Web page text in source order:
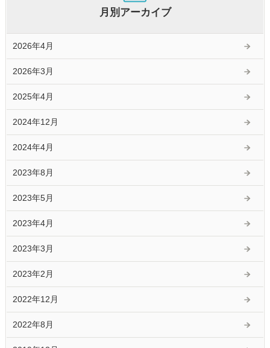
月別アーカイブ
2026年4月
2026年3月
2025年4月
2024年12月
2024年4月
2023年8月
2023年5月
2023年4月
2023年3月
2023年2月
2022年12月
2022年8月